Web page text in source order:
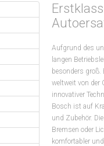
Aufgrund des
langen
besonders groß.
weltweit von der
innovativer
Bosch ist auf
und Zubehör.
Bremsen oder
komfortabler